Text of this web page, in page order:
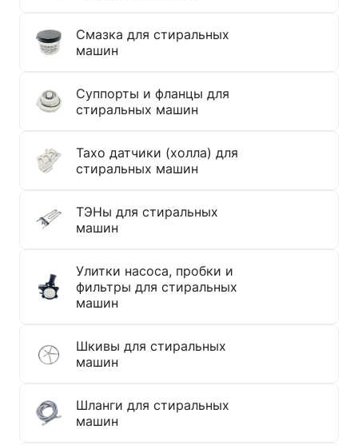
Смазка для стиральных
машин
Суппорты и фланцы для
стиральных машин
Тахо датчики (холла) для
стиральных машин
ТЭНы для стиральных
машин
Улитки насоса, пробки и
фильтры для стиральных
машин
Шкивы для стиральных
машин
Шланги для стиральных
машин